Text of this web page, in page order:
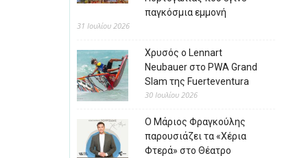
παγκόσμια εμμονή
31 Ιουλίου 2026
Χρυσός ο Lennart
Neubauer στο PWA Grand
Slam της Fuerteventura
30 Ιουλίου 2026
Ο Μάριος Φραγκούλης
παρουσιάζει τα «Χέρια
Φτερά» στο Θέατρο